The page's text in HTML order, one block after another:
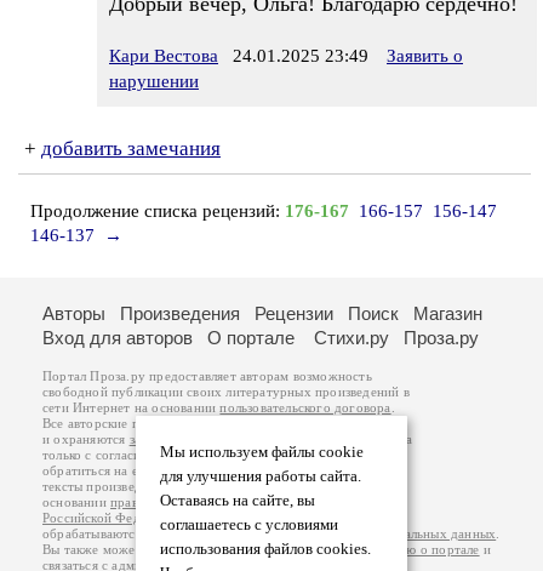
Кари Вестова 24.01.2025 23:49
Заявить о
нарушении
+ добавить замечания
Продолжение списка рецензий: 176-167 166-157
156-147
146-137
→
Мы используем файлы cookie
для улучшения работы сайта.
Оставаясь на сайте, вы
соглашаетесь с условиями
использования файлов cookies.
Авторы Произведения Рецензии Поиск
Магазин
Вход для авторов
О портале Стихи.ру Проза.ру
Портал Проза.ру предоставляет авторам возможность
свободной публикации своих литературных произведений в
сети Интернет на основаниипользовательского договора
Все авторские права на произведения принадлежат авторам
и охраняются законом
. Перепечатка произведений возможна
только с согласия его автора, к которому вы можете
обратиться на его авторской странице. Ответственность за
тексты произведений авторы несут самостоятельно на
основанииправил публикацииизаконодательства
Российской Федерации
обрабатываются на основанииПолитики обработки персональных данных
Вы также можете посмотреть более подробнуюинформацию о портале и
связаться с администрацией